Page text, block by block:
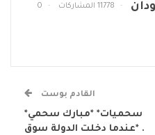
11778 المشاركات 0
القادم بوست
سحميات* *مبارك سحمي*
. *عندما دخلت الدولة سوق